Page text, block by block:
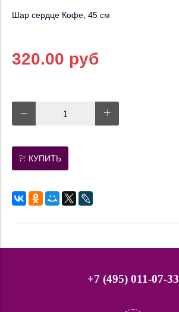
Шар сердце Кофе, 45 см
320.00 руб
КУПИТЬ
+7 (495) 011-07-33